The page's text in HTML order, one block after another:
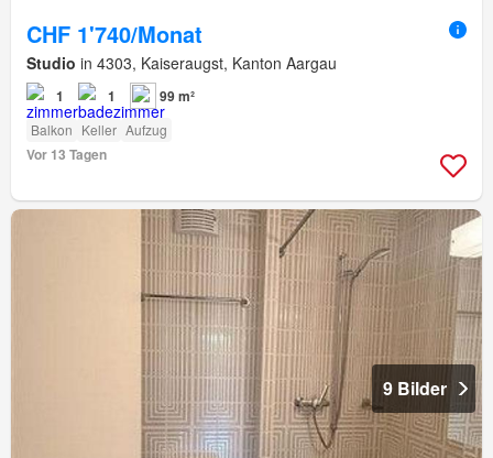
CHF 1'740/Monat
Studio in 4303, Kaiseraugst, Kanton Aargau
1 1 99 m²
Balkon Keller Aufzug
Vor 13 Tagen
9 Bilder